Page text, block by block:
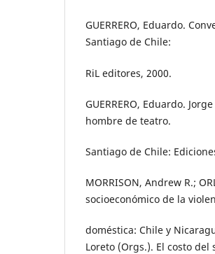
GUERRERO, Eduardo.
Santiago de Chile:
RiL editores, 2000.
GUERRERO, Eduardo.
hombre de teatro.
Santiago de Chile:
MORRISON, Andrew R.;
socioeconómico de la
doméstica: Chile y
Loreto (Orgs.). El costo